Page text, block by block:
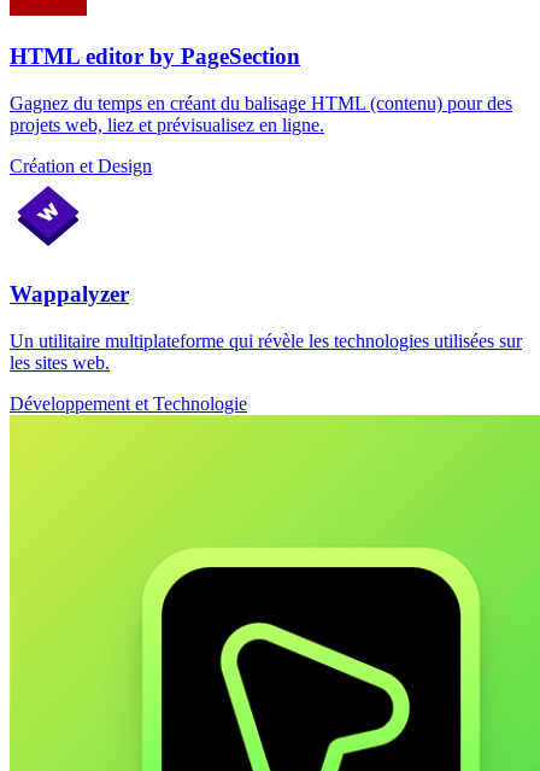
HTML editor by PageSection
Gagnez du temps en créant du balisage HTML (contenu) pour des
projets web, liez et prévisualisez en ligne.
Création et Design
Wappalyzer
Un utilitaire multiplateforme qui révèle les technologies utilisées sur
les sites web.
Développement et Technologie